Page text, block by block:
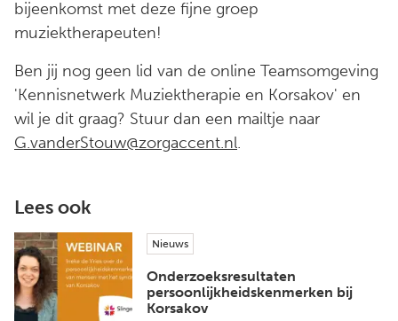
bijeenkomst met deze fijne groep
muziektherapeuten!
Ben jij nog geen lid van de online Teamsomgeving
'Kennisnetwerk Muziektherapie en Korsakov' en
wil je dit graag? Stuur dan een mailtje naar
G.vanderStouw@zorgaccent.nl.
Lees ook
Nieuws
Onderzoeksresultaten
persoonlijkheidskenmerken bij
Korsakov